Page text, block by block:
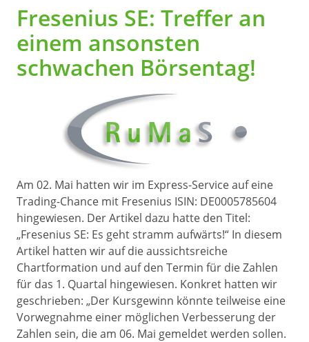
Fresenius SE: Treffer an
einem ansonsten
schwachen Börsentag!
Am 02. Mai hatten wir im Express-Service auf eine
Trading-Chance mit Fresenius ISIN: DE0005785604
hingewiesen. Der Artikel dazu hatte den Titel:
„Fresenius SE: Es geht stramm aufwärts!“ In diesem
Artikel hatten wir auf die aussichtsreiche
Chartformation und auf den Termin für die Zahlen
für das 1. Quartal hingewiesen. Konkret hatten wir
geschrieben: „Der Kursgewinn könnte teilweise eine
Vorwegnahme einer möglichen Verbesserung der
Zahlen sein, die am 06. Mai gemeldet werden sollen.